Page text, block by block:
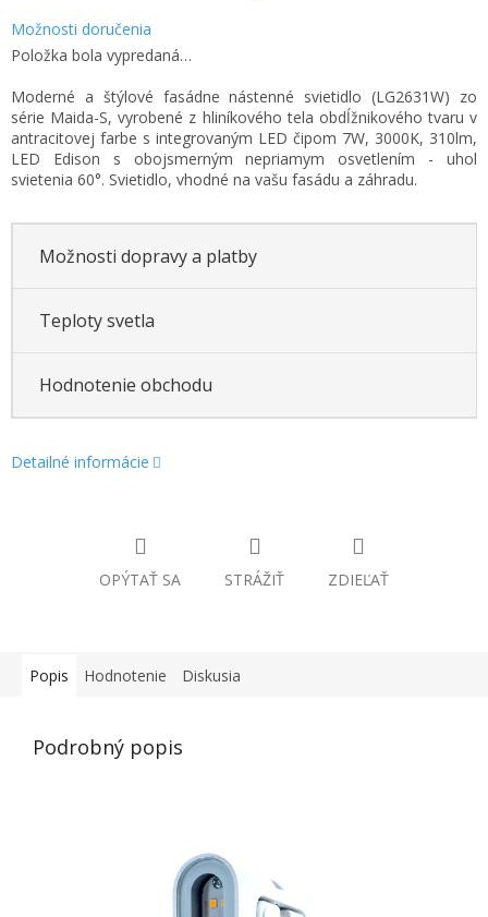
Možnosti doručenia
Položka bola vypredaná…
Moderné a štýlové fasádne nástenné svietidlo (LG2631W) zo
série Maida-S, vyrobené z hliníkového tela obdĺžnikového tvaru v
antracitovej farbe s integrovaným LED čipom 7W, 3000K, 310lm,
LED Edison s obojsmerným nepriamym osvetlením - uhol
svietenia 60°. Svietidlo, vhodné na vašu fasádu a záhradu.
Možnosti dopravy a platby
Teploty svetla
Hodnotenie obchodu
Detailné informácie
OPÝTAŤ SA STRÁŽIŤ ZDIEĽAŤ
Popis Hodnotenie Diskusia
Podrobný popis